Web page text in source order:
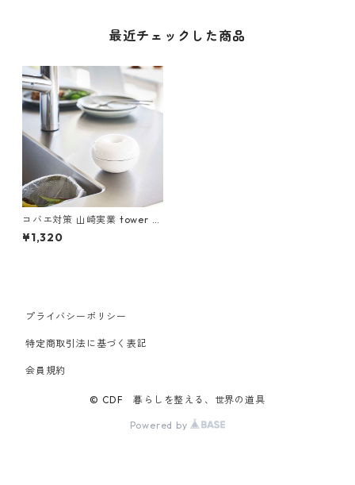
最近チェックした商品
コバエ対策 山崎実業 tower タ
ワー コバエ＆消臭ポット ホワ
イト
¥1,320
プライバシーポリシー
特定商取引法に基づく表記
会員規約
© CDF 暮らしを整える、世界の道具
Powered by